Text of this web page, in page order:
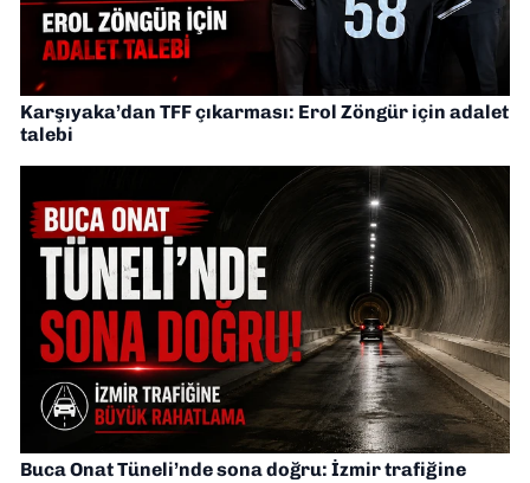
Karşıyaka’dan TFF çıkarması: Erol Zöngür için adalet
talebi
Buca Onat Tüneli’nde sona doğru: İzmir trafiğine